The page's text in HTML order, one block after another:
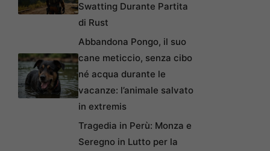
Swatting Durante Partita
di Rust
Abbandona Pongo, il suo
cane meticcio, senza cibo
né acqua durante le
vacanze: l’animale salvato
in extremis
Tragedia in Perù: Monza e
Seregno in Lutto per la